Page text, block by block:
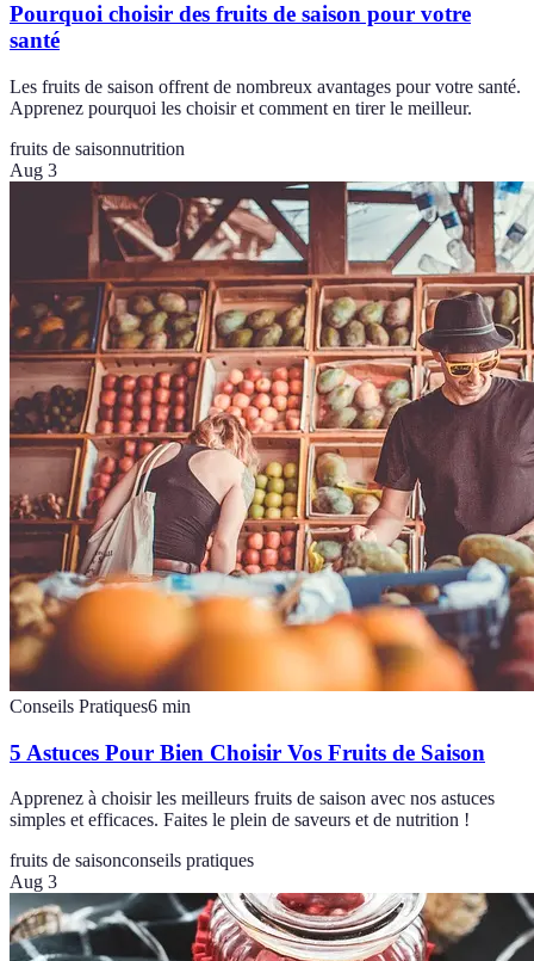
Pourquoi choisir des fruits de saison pour votre
santé
Les fruits de saison offrent de nombreux avantages pour votre santé.
Apprenez pourquoi les choisir et comment en tirer le meilleur.
fruits de saisonnutrition
Aug 3
Conseils Pratiques6 min
5 Astuces Pour Bien Choisir Vos Fruits de Saison
Apprenez à choisir les meilleurs fruits de saison avec nos astuces
simples et efficaces. Faites le plein de saveurs et de nutrition !
fruits de saisonconseils pratiques
Aug 3